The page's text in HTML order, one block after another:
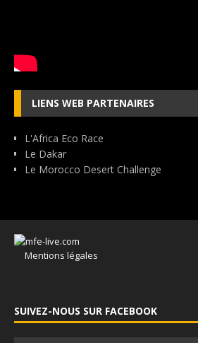
LIENS WEB PARTENAIRES
L'Africa Eco Race
Le Dakar
Le Morocco Desert Challenge
Mentions légales
SUIVEZ-NOUS SUR FACEBOOK